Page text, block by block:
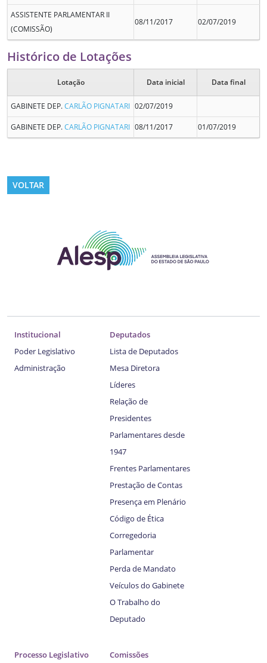
ASSISTENTE PARLAMENTAR II
(COMISSÃO)
08/11/2017 02/07/2019
Histórico de Lotações
Lotação Data inicial Data final
GABINETE DEP.CARLÃO PIGNATARI 02/07/2019
GABINETE DEP.CARLÃO PIGNATARI 08/11/2017 01/07/2019
VOLTAR
Institucional
Poder Legislativo
Administração
Deputados
Lista de Deputados
Mesa Diretora
Líderes
Relação de
Presidentes
Parlamentares desde
1947
Frentes Parlamentares
Prestação de Contas
Presença em Plenário
Código de Ética
Corregedoria
Parlamentar
Perda de Mandato
Veículos do Gabinete
O Trabalho do
Deputado
Processo Legislativo
Comissões